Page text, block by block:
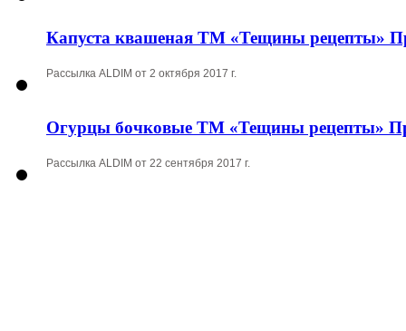
Капуста квашеная ТМ «Тещины рецепты»
Рассылка ALDIM от 2 октября 2017 г.
Огурцы бочковые ТМ «Тещины рецепты»
Рассылка ALDIM от 22 сентября 2017 г.